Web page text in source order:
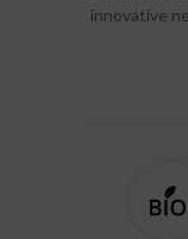
innovative